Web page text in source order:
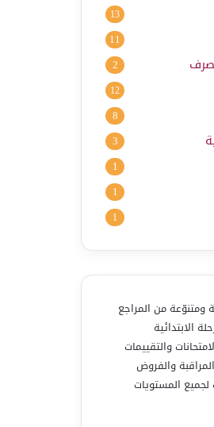
13
11
2
12
8
3
1
1
1
ومتنوّعة من المراجع
الابتدائية
والتقييمات
والفروض
لجميع المستويات